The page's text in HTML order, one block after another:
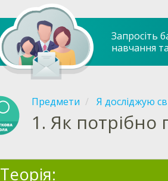
Запросіть
навчання
Предмети Я досліджую
1. Як потрібно
Теорія: